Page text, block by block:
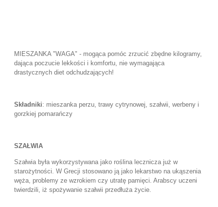
MIESZANKA "WAGA" - mogąca pomóc zrzucić zbędne kilogramy,
dająca poczucie lekkości i komfortu, nie wymagająca
drastycznych diet odchudzających!
Składniki: mieszanka perzu, trawy cytrynowej, szałwii, werbeny i
gorzkiej pomarańczy
SZAŁWIA
Szałwia była wykorzystywana jako roślina lecznicza już w
starożytności. W Grecji stosowano ją jako lekarstwo na ukąszenia
węża, problemy ze wzrokiem czy utratę pamięci. Arabscy uczeni
twierdzili, iż spożywanie szałwii przedłuża życie.